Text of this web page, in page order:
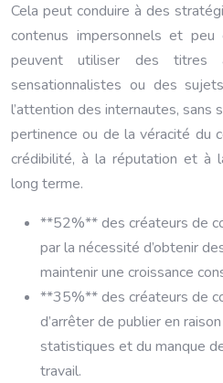
Cela peut conduire à des
contenus impersonnels et peu
peuvent utiliser des titres
sensationnalistes ou des
l’attention des internautes, sans
pertinence ou de la véracité du
crédibilité, à la réputation et à
long terme.
**52%** des créateurs de
par la nécessité d’obtenir
maintenir une croissance
**35%** des créateurs de
d’arrêter de publier en
statistiques et du manque
travail.